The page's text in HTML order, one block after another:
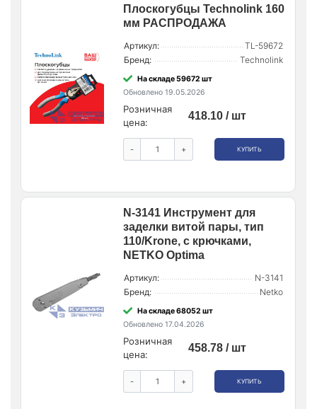
Плоскогубцы Technolink 160
мм РАСПРОДАЖА
Артикул:
TL-59672
Бренд:
Technolink
На складе 59672 шт
Обновлено 19.05.2026
Розничная
цена:
418.10 / шт
- + КУПИТЬ
N-3141 Инструмент для
заделки витой пары, тип
110/Krone, с крючками,
NETKO Optima
Артикул:
N-3141
Бренд:
Netko
На складе 68052 шт
Обновлено 17.04.2026
Розничная
цена:
458.78 / шт
- + КУПИТЬ